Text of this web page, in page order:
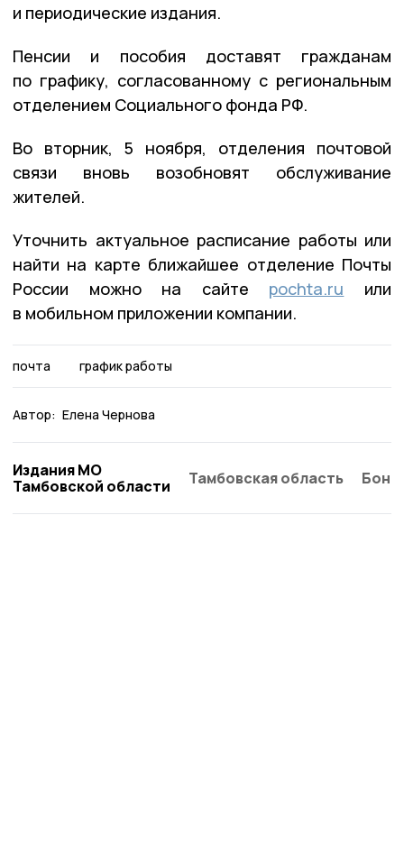
и периодические издания.
Пенсии и пособия доставят гражданам
по графику, согласованному с региональным
отделением Социального фонда РФ.
Во вторник, 5 ноября, отделения почтовой
связи вновь возобновят обслуживание
жителей.
Уточнить актуальное расписание работы или
найти на карте ближайшее отделение Почты
России можно на сайте pochta.ru или
в мобильном приложении компании.
почта график работы
Автор: Елена Чернова
Издания МО
Тамбовской области
Тамбовская область